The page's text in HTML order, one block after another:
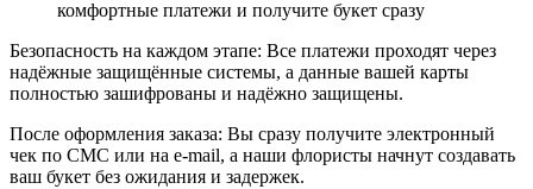
комфортные платежи и получите букет сразу
Безопасность на каждом этапе: Все платежи проходят через
надёжные защищённые системы, а данные вашей карты
полностью зашифрованы и надёжно защищены.
После оформления заказа: Вы сразу получите электронный
чек по СМС или на e-mail, а наши флористы начнут создавать
ваш букет без ожидания и задержек.